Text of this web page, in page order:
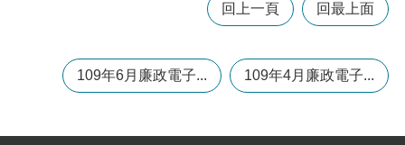
回上一頁 回最上面
109年6月廉政電子... 109年4月廉政電子...